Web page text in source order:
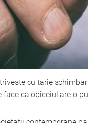
cu tarie
face ca obiceiul are o